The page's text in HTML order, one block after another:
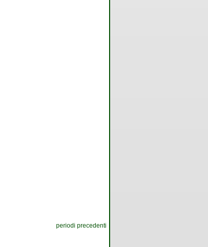
periodi precedenti